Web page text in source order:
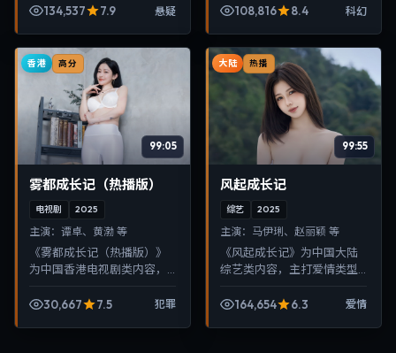
134,537 7.9 悬疑
晰，适合移动端与电视端随
108,816 8.4 科幻
香港 高分
99:05
雾都成长记（热播版）
电视剧 2025
主演： 谭卓、黄渤 等
《雾都成长记（热播版）》
为中国香港电视剧类内容，
凑、画面清晰，适合移动端
30,667 7.5 犯罪
大陆 热播
99:55
风起成长记
综艺 2025
主演： 马伊琍、赵丽颖 等
《风起成长记》为中国大陆
综艺类内容，主打爱情类型
晰，适合移动端与电视端随
164,654 6.3 爱情